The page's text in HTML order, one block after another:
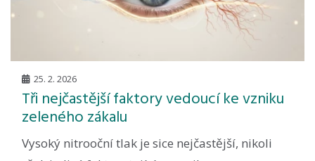
25. 2. 2026
Tři nejčastější faktory vedoucí ke vzniku
zeleného zákalu
Vysoký nitrooční tlak je sice nejčastější, nikoli